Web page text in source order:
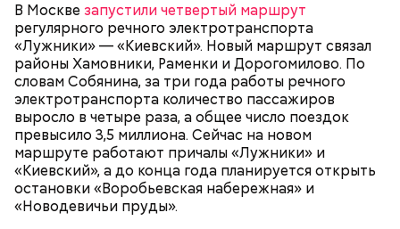
В Москве запустили четвертый маршрут
регулярного речного электротранспорта
«Лужники» — «Киевский». Новый маршрут связал
районы Хамовники, Раменки и Дорогомилово. По
словам Собянина, за три года работы речного
электротранспорта количество пассажиров
выросло в четыре раза, а общее число поездок
превысило 3,5 миллиона. Сейчас на новом
маршруте работают причалы «Лужники» и
«Киевский», а до конца года планируется открыть
остановки «Воробьевская набережная» и
«Новодевичьи пруды».
Также Собянин рассказал, что в Молжаниновском
районе стартовало строительство
образовательного комплекса на 1050 учеников.
Новая школарасположится на 2-й улице Новоселки
в составе жилого комплекса.